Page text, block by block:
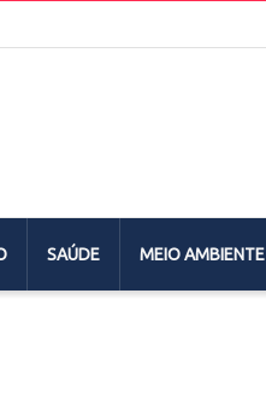
SAÚDE MEIO AMBIENTE